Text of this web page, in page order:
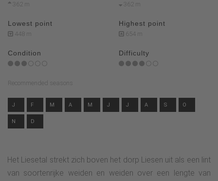
362 m 362 m
Lowest point
448 m
Highest point
654 m
Condition Difficulty
Recommended seasons
J F M A M J J A S O
N D
Het Liesetal strekt zich boven het dorp Liesen uit als een lint
van soortenrijke weiden en weiden over een lengte van